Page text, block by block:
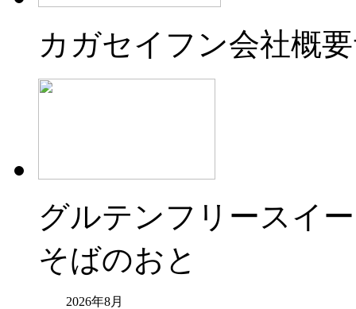
カガセイフン会社概
グルテンフリースイ
そばのおと
2026年8月